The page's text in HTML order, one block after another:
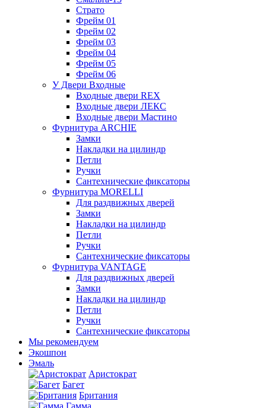
Страто
Фрейм 01
Фрейм 02
Фрейм 03
Фрейм 04
Фрейм 05
Фрейм 06
У Двери Входные
Входные двери REX
Входные двери ЛЕКС
Входные двери Мастино
Фурнитура ARCHIE
Замки
Накладки на цилиндр
Петли
Ручки
Сантехнические фиксаторы
Фурнитура MORELLI
Для раздвижных дверей
Замки
Накладки на цилиндр
Петли
Ручки
Сантехнические фиксаторы
Фурнитура VANTAGE
Для раздвижных дверей
Замки
Накладки на цилиндр
Петли
Ручки
Сантехнические фиксаторы
Мы рекомендуем
Экошпон
Эмаль
Аристократ
Багет
Британия
Гамма